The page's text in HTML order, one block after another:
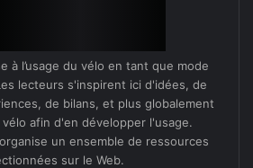
à l’usage du vélo en tant que mode
lecteurs s'inspirent ici d'idées, de
de bilans, et plus globalement
afin d'en développer l'usage.
un ensemble de ressources
sur le Web.